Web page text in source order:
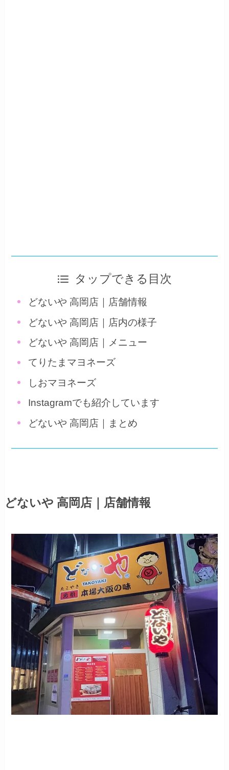
タップできる目次
どないや 高岡店｜店舗情報
どないや 高岡店｜店内の様子
どないや 高岡店｜メニュー
てりたまマヨネーズ
しおマヨネーズ
Instagramでも紹介しています
どないや 高岡店｜まとめ
どないや 高岡店｜店舗情報